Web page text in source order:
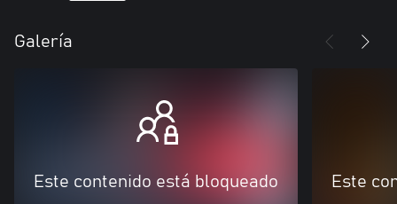
Galería
Este contenido está bloqueado Este